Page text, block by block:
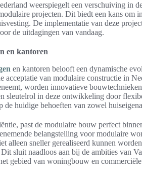
weerspiegelt een verschuiving in
projecten. Dit biedt een kans om
De implementatie van deze
de uitdagingen van vandaag.
en kantoren
en kantoren belooft een dynamische
acceptatie van modulaire constructie in
worden innovatieve
sleutelrol in deze ontwikkeling door
de huidige behoeften van zowel
past de modulaire bouw perfect
belangstelling voor modulaire
alleen sneller gerealiseerd kunnen
sluit naadloos aan bij de ambities van
gebied van woningbouw en